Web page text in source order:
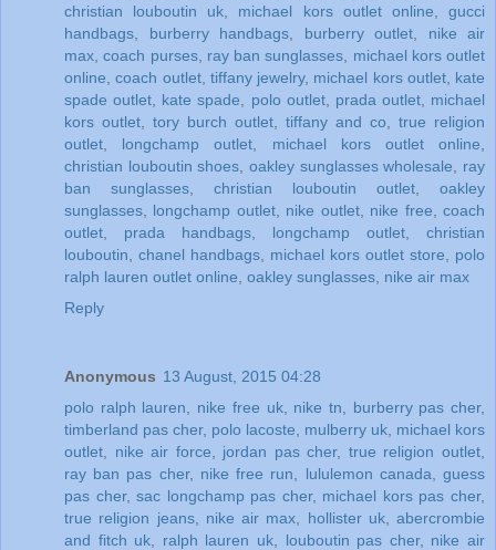
christian louboutin uk
michael kors outlet online ,gucci
handbags
burberry handbags burberry outlet
nike air
max ,coach purses, ray ban sunglasses
michael kors outlet
online ,coach outlet, tiffany jewelry, michael kors outlet, kate
spade outlet
kate spade polo outlet, prada outlet, michael
kors outlet
tory burch outlet tiffany and co
true religion
outlet
longchamp outlet michael kors outlet online
christian louboutin shoes ,oakley sunglasses wholesale
ray
ban sunglasses
christian louboutin outlet
oakley
sunglasses
longchamp outlet, nike outlet, nike free ,coach
outlet
prada handbags longchamp outlet
christian
louboutin
chanel handbags michael kors outlet store
polo
ralph lauren outlet online oakley sunglasses nike air max
Reply
Anonymous 13 August, 2015 04:28
polo ralph lauren
nike free uk, nike tn burberry pas cher,
timberland pas cher, polo lacoste mulberry uk michael kors
outlet
nike air force jordan pas cher, true religion outlet
ray ban pas cher, nike free run lululemon canada ,guess
pas cher,sac longchamp pas cher, michael kors pas cher,
true religion jeans, nike air max hollister uk, abercrombie
and fitch uk
ralph lauren uk louboutin pas cher, nike air